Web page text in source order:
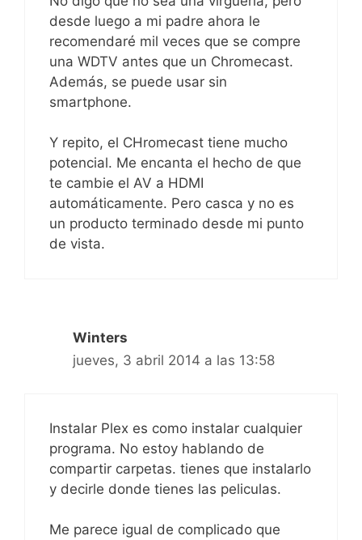
desde luego a mi padre ahora le
recomendaré mil veces que se compre
una WDTV antes que un Chromecast.
Además, se puede usar sin
smartphone.
Y repito, el CHromecast tiene mucho
potencial. Me encanta el hecho de que
te cambie el AV a HDMI
automáticamente. Pero casca y no es
un producto terminado desde mi punto
de vista.
Winters
jueves, 3 abril 2014 a las 13:58
Instalar Plex es como instalar cualquier
programa. No estoy hablando de
compartir carpetas. tienes que instalarlo
y decirle donde tienes las peliculas.
Me parece igual de complicado que